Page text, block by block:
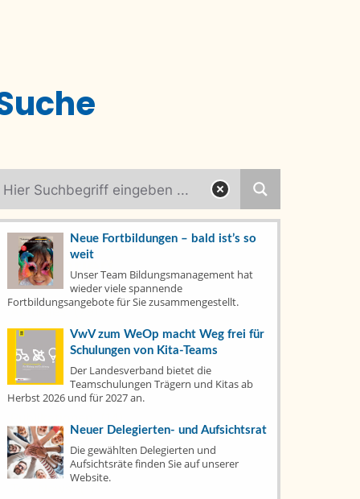
Kategorien
Aktuelles (79)
Fachtage (6)
Fortbildungen (7)
Tacheles (22)
Neue Fortbildungen – bald ist’s so
weit
Unser Team Bildungsmanagement hat
wieder viele spannende
Fortbildungsangebote für Sie zusammengestellt.
VwV zum WeOp macht Weg frei für
Schulungen von Kita-Teams
Der Landesverband bietet die
Teamschulungen Trägern und Kitas ab
Herbst 2026 und für 2027 an.
Neuer Delegierten- und Aufsichtsrat
Die gewählten Delegierten und
Aufsichtsräte finden Sie auf unserer
Website.